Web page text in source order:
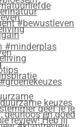
#minderplas